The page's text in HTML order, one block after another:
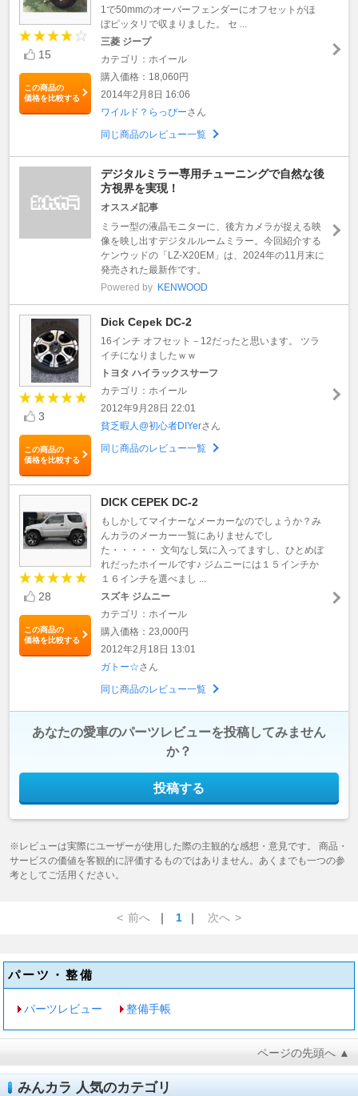
15
この商品の
価格を比較する
1で50mmのオーバーフェンダーにオフセットがほ
ぼピッタリで収まりました。 セ ...
三菱 ジープ
カテゴリ：ホイール
購入価格：18,060円
2014年2月8日 16:06
ワイルド？らっぴーさん
同じ商品のレビュー一覧
デジタルミラー専用チューニングで自然な後
方視界を実現！
オススメ記事
ミラー型の液晶モニターに、後方カメラが捉える映
像を映し出すデジタルルームミラー。今回紹介する
ケンウッドの「LZ-X20EM」は、2024年の11月末に
発売された最新作です。
Powered by KENWOOD
3
この商品の
価格を比較する
Dick Cepek DC-2
16インチ オフセット－12だったと思います。 ツラ
イチになりましたｗｗ
トヨタ ハイラックスサーフ
カテゴリ：ホイール
2012年9月28日 22:01
貧乏暇人@初心者DIYerさん
同じ商品のレビュー一覧
28
この商品の
価格を比較する
DICK CEPEK DC-2
もしかしてマイナーなメーカーなのでしょうか？み
んカラのメーカー一覧にありませんでし
た・・・・・ 文句なし気に入ってますし、ひとめぼ
れだったホイールです♪ ジムニーには１５インチか
１６インチを選べまし ...
スズキ ジムニー
カテゴリ：ホイール
購入価格：23,000円
2012年2月18日 13:01
ガトー☆さん
同じ商品のレビュー一覧
あなたの愛車のパーツレビューを投稿してみません
か？
投稿する
※レビューは実際にユーザーが使用した際の主観的な感想・意見です。 商品・
サービスの価値を客観的に評価するものではありません。あくまでも一つの参
考としてご活用ください。
< 前へ ｜ 1 ｜ 次へ >
パーツ・整備
パーツレビュー 整備手帳
ページの先頭へ ▲
みんカラ 人気のカテゴリ